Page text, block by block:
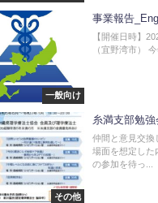
一般向け
事業報告
【開催日時】
（宜野湾市）
その他
糸満支部勉
仲間と意見交換
場面を想定した
の参加を待っ...